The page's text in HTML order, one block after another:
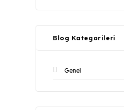
Blog Kategorileri
Genel